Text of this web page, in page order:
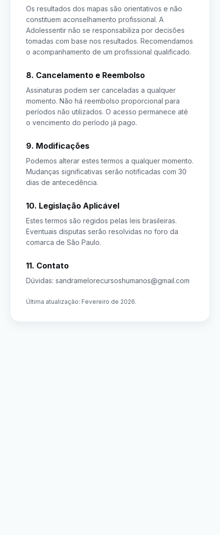
Os resultados dos mapas são orientativos e não
constituem aconselhamento profissional. A
Adolessentir não se responsabiliza por decisões
tomadas com base nos resultados. Recomendamos
o acompanhamento de um profissional qualificado.
8. Cancelamento e Reembolso
Assinaturas podem ser canceladas a qualquer
momento. Não há reembolso proporcional para
períodos não utilizados. O acesso permanece até
o vencimento do período já pago.
9. Modificações
Podemos alterar estes termos a qualquer momento.
Mudanças significativas serão notificadas com 30
dias de antecedência.
10. Legislação Aplicável
Estes termos são regidos pelas leis brasileiras.
Eventuais disputas serão resolvidas no foro da
comarca de São Paulo.
11. Contato
Dúvidas: sandramelorecursoshumanos@gmail.com
Última atualização: Fevereiro de 2026.